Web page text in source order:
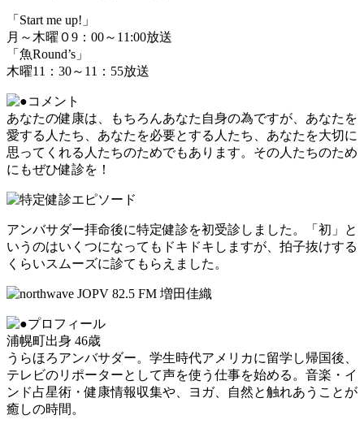
「Start me up!」
月～木曜０9：00～11:00放送
「魚Round’s」
木曜11：30～11：55放送
あなたの健康は、もちろんあなた自身の為ですが、あなたを
愛する人たち、あなたを必要とする人たち、あなたを大切に
思ってくれる人たちのためでもあります。その人たちのため
にもぜひ健診を！
アンバサダー拝命後に特定健診を初受診しました。「初」と
いうのはいくつになってもドキドキしますが、拍子抜けする
くらいスムーズに診てもらえました。
浦幌町出身 46歳
うらほろアンバサダー。学生時代アメリカに留学し帰国後、
テレビのリポーターとして声を使う仕事を始める。音楽・イ
ンド占星術・健康情報収集や、ヨガ、自然と触れあうことが
癒しの時間。